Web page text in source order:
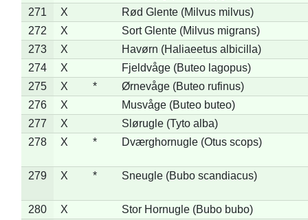
271
X
Rød Glente (Milvus milvus)
272
X
Sort Glente (Milvus migrans)
273
X
Havørn (Haliaeetus albicilla)
274
X
Fjeldvåge (Buteo lagopus)
275
X *
Ørnevåge (Buteo rufinus)
276
X
Musvåge (Buteo buteo)
277
X
Slørugle (Tyto alba)
278
X * Dværghornugle (Otus scops)
279 X * Sneugle (Bubo scandiacus)
280 X
Stor Hornugle (Bubo bubo)